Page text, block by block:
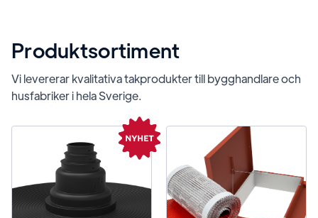
Produktsortiment
Vi levererar kvalitativa takprodukter till bygghandlare och
husfabriker i hela Sverige.